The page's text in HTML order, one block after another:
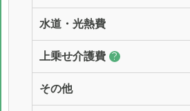
水道・光熱費
上乗せ介護費 ?
その他